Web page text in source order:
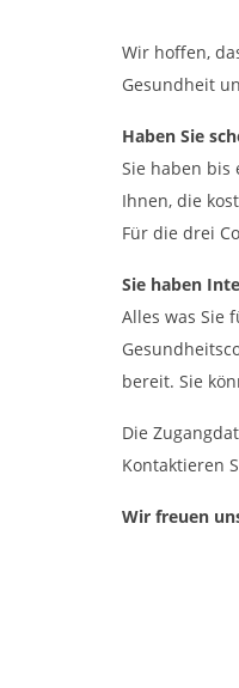
Wir hoffen,
Gesundheit
Haben Sie
Sie haben bis
Ihnen, die
Für die drei
Sie haben
Alles was Sie
bereit. Sie
Die
Kontaktieren
Wir freuen